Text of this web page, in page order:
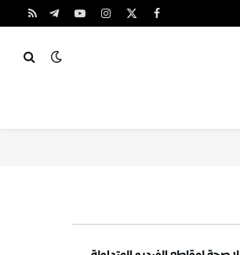
فيسبوك
X
الانستغراميوتيوبتيلقرامRSS